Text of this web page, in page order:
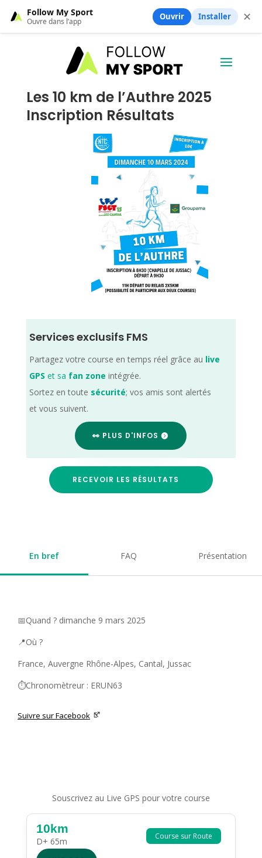
Les 10 km de l’Authre 2025
Inscription Résultats
Services exclusifs FMS
Partagez votre course en temps réel grâce au live
GPS et sa fan zone intégrée.
Sortez en toute sécurité; vos amis sont alertés
et vous suivent.
👀 PLUS D'INFOS
RECEVOIR LES RÉSULTATS
En bref FAQ Présentation
📅Quand ? dimanche 9 mars 2025
📍Où ?
France, Auvergne Rhône-Alpes, Cantal, Jussac
⏱️Chronomètreur : ERUN63
Suivre sur Facebook
Souscrivez au Live GPS pour votre course
Course sur Route
10km
D+ 65m
Follow My Sport
Ouvre dans l’app Ouvrir Installer ✕